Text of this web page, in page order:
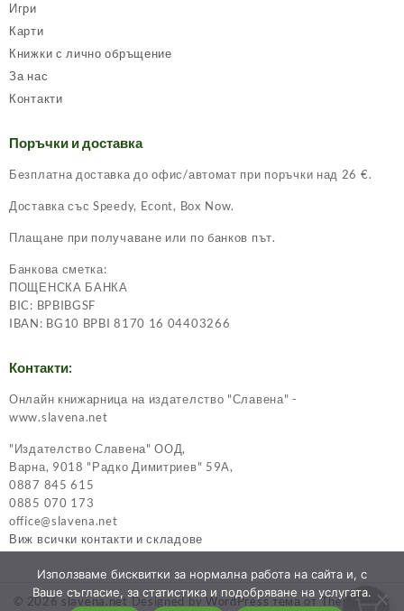
Игри
Карти
Книжки с лично обръщение
За нас
Контакти
Поръчки и доставка
Безплатна доставка до офис/автомат при поръчки над 26 €.
Доставка със Speedy, Econt, Box Now.
Плащане при получаване или по банков път.
Банкова сметка:
ПОЩЕНСКА БАНКА
BIC: BPBIBGSF
IBAN: BG10 BPBI 8170 16 04403266
Контакти:
Онлайн книжарница на издателство "Славена" -
www.slavena.net
"Издателство Славена" ООД,
Варна, 9018 "Радко Димитриев" 59А,
0887 845 615
0885 070 173
office@slavena.net
Виж всички контакти и складове
© 2026slavena.net Designed by WordPress тема от ThemeHunk
Използваме бисквитки за нормална работа на сайта и, с
Ваше съгласие, за статистика и подобряване на услугата.